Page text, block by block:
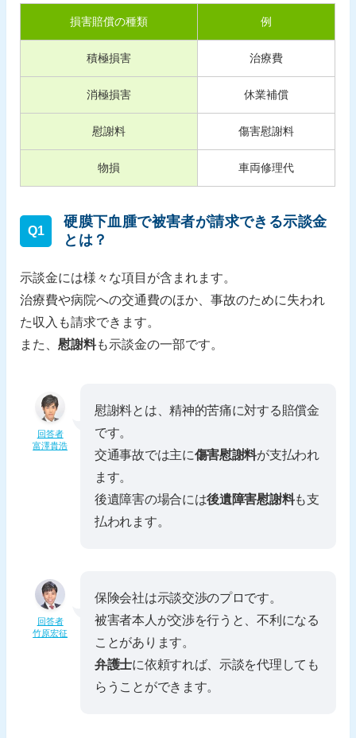
損害賠償の種類 例
積極損害 治療費
消極損害 休業補償
慰謝料 傷害慰謝料
物損 車両修理代
Q1
硬膜下血腫で被害者が請求できる示談金
とは？
示談金には様々な項目が含まれます。
治療費や病院への交通費のほか、事故のために失われ
た収入も請求できます。
また、慰謝料も示談金の一部です。
回答者
富澤貴浩
慰謝料とは、精神的苦痛に対する賠償金
です。
交通事故では主に傷害慰謝料が支払われ
ます。
後遺障害の場合には後遺障害慰謝料も支
払われます。
回答者
竹原宏征
保険会社は示談交渉のプロです。
被害者本人が交渉を行うと、不利になる
ことがあります。
弁護士に依頼すれば、示談を代理しても
らうことができます。